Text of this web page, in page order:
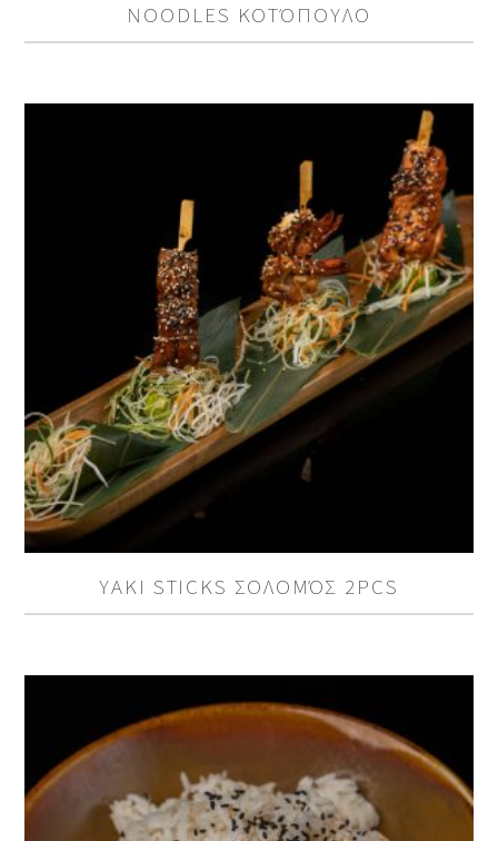
NOODLES ΚΟΤΌΠΟΥΛΟ
YAKI STICKS ΣΟΛΟΜΌΣ 2PCS